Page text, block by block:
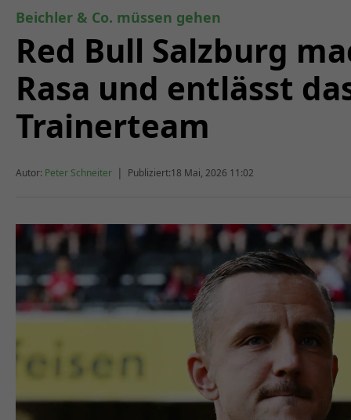
Beichler & Co. müssen gehen
Red Bull Salzburg
Rasa und entlässt
Trainerteam
Autor: Peter Schneiter | Publiziert:18 Mai, 2026 11:02